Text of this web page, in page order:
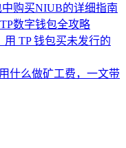
购买NIUB的详细指南
数字钱包全攻略
用 TP 钱包买未发行的
什么做矿工费，一文带